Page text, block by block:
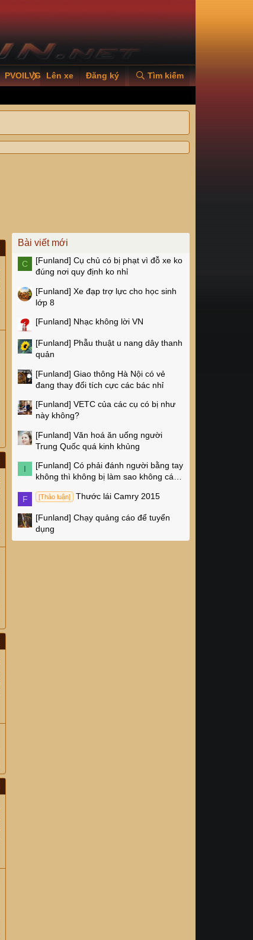
PVOILVGC2026
Lên xe Đăng ký Tìm kiếm
Bài viết mới
C [Funland] Cụ chủ có bị phạt vì đỗ xe ko
đúng nơi quy định ko nhỉ
[Funland] Xe đạp trợ lực cho học sinh
lớp 8
[Funland] Nhạc không lời VN
[Funland] Phẫu thuật u nang dây thanh
quản
[Funland] Giao thông Hà Nội có vẻ
đang thay đổi tích cực các bác nhỉ
[Funland] VETC của các cụ có bị như
này không?
[Funland] Văn hoá ăn uống người
Trung Quốc quá kinh khủng
I [Funland] Có phải đánh người bằng tay
không thì không bị làm sao không các
F
[Thảo luận] Thước lái Camry 2015
[Funland] Chạy quảng cáo để tuyển
dụng